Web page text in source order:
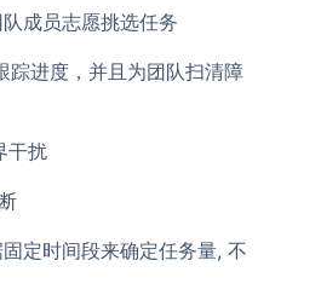
成员志愿挑选任务
踪进度，并且为团队扫清障
干扰
定时间段来确定任务量, 不